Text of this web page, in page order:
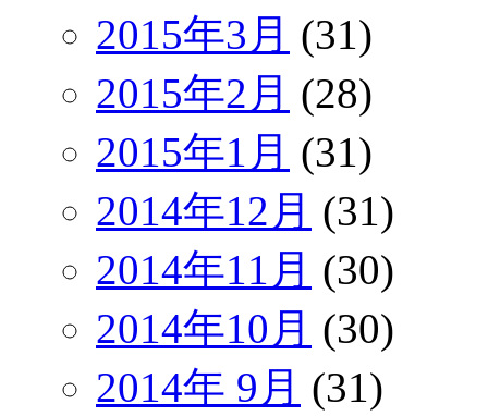
2015年3月 (31)
2015年2月 (28)
2015年1月 (31)
2014年12月 (31)
2014年11月 (30)
2014年10月 (30)
2014年 9月 (31)